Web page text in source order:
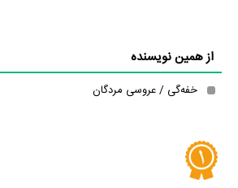
از همین نویسنده
خفه‌گی / عروسی مردگان